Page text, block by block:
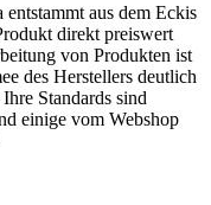
aus dem Eckis
direkt preiswert
von Produkten ist
des Herstellers deutlich
Standards sind
einige vom Webshop